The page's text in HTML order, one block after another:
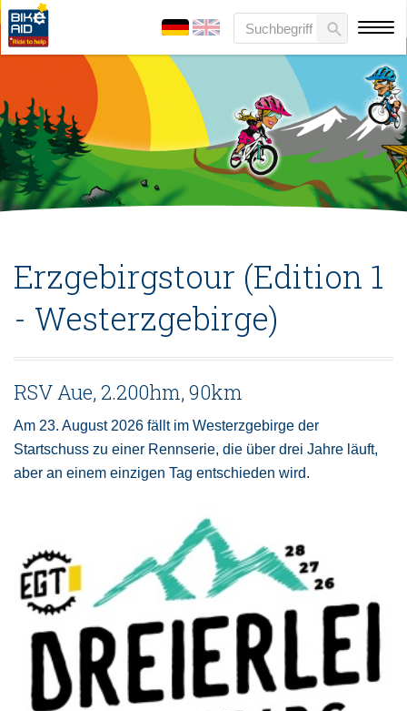
Erzgebirgstour (Edition 1
- Westerzgebirge)
RSV Aue, 2.200hm, 90km
Am 23. August 2026 fällt im Westerzgebirge der
Startschuss zu einer Rennserie, die über drei Jahre läuft,
aber an einem einzigen Tag entschieden wird.